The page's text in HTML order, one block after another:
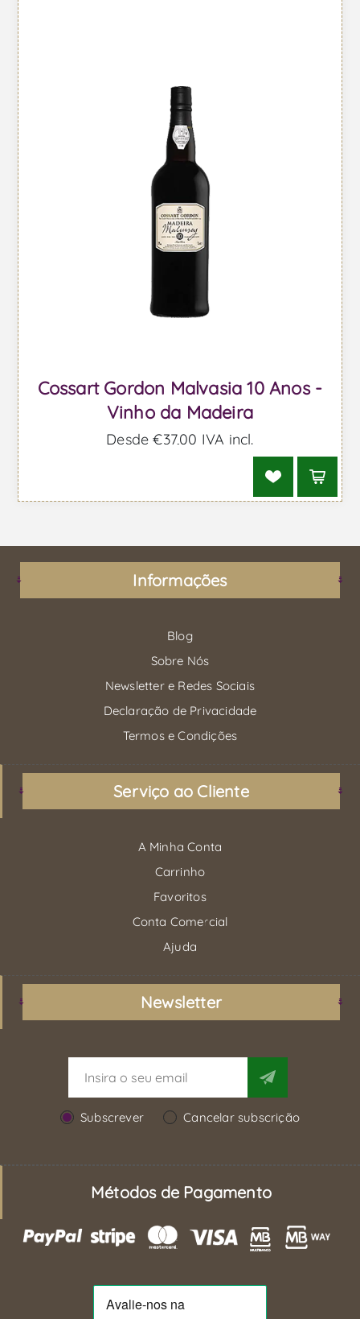
Cossart Gordon Malvasia 10 Anos -
Vinho da Madeira
Desde €37,00 IVA incl.
Informações
Blog
Sobre Nós
Newsletter e Redes Sociais
Declaração de Privacidade
Termos e Condições
Serviço ao Cliente
A Minha Conta
Carrinho
Favoritos
Conta Comercial
Ajuda
Newsletter
Subscrever Cancelar subscrição
Métodos de Pagamento